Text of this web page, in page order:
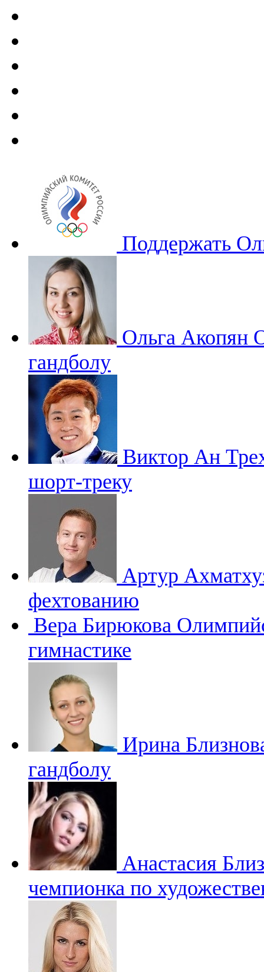
Поддержать
Ольга Акопян
гандболу
Виктор Ан
шорт-треку
Артур
фехтованию
Вера Бирюкова
гимнастике
Ирина
гандболу
Анастасия
чемпионка по